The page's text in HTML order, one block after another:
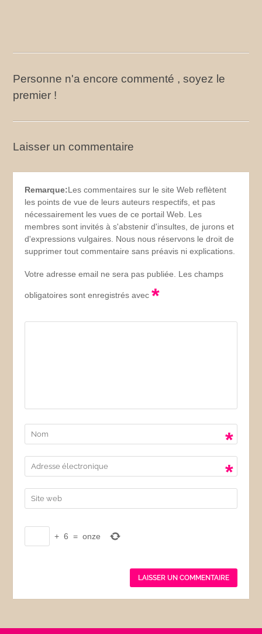
Personne n'a encore commenté , soyez le
premier !
Laisser un commentaire
Remarque:Les commentaires sur le site Web reflètent
les points de vue de leurs auteurs respectifs, et pas
nécessairement les vues de ce portail Web. Les
membres sont invités à s'abstenir d'insultes, de jurons et
d'expressions vulgaires. Nous nous réservons le droit de
supprimer tout commentaire sans préavis ni explications.
Votre adresse email ne sera pas publiée. Les champs
obligatoires sont enregistrés avec*
*
*
+ 6 = onze